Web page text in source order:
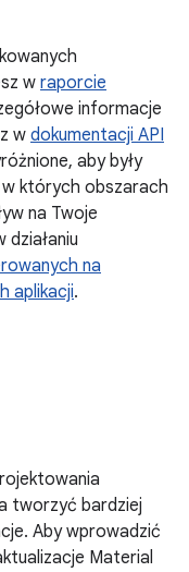
w raporcie
informacje
w dokumentacji API
aby były
w których obszarach
na Twoje
działaniu
na
aplikacji.
tworzyć bardziej
Aby wprowadzić
Material